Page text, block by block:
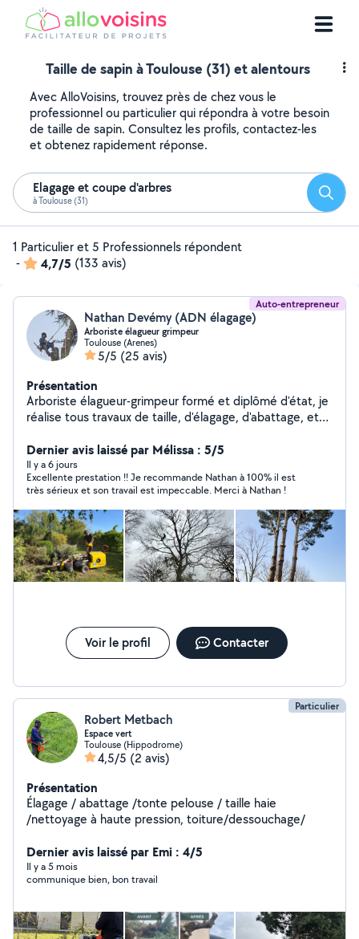
Taille de sapin à Toulouse (31) et alentours
Avec AlloVoisins, trouvez près de chez vous le
professionnel ou particulier qui répondra à votre besoin
de taille de sapin. Consultez les profils, contactez-les
et obtenez rapidement réponse.
Elagage et coupe d'arbres
à Toulouse (31)
1 Particulier et 5 Professionnels répondent
-
4,7/5 (133 avis)
Auto-entrepreneur
Nathan Devémy (ADN élagage)
Arboriste élagueur grimpeur
Toulouse (Arenes)
5/5 (25 avis)
Présentation
Arboriste élagueur-grimpeur formé et diplômé d'état, je
réalise tous travaux de taille, d'élagage, d'abattage, et
complexe. Passionné et respectueux de l'arbre et de
son milieu, je suis à votre écoute pour vous conseiller au
mieux dans la gestion de votre patrimoine arboré. Je
propose également la taille et le rabattage de haies, le
débroussaillage et le broyage de branches. N'hésitez
pas à me contacter pour toute demande. Assurance
professionnelle toutes hauteurs, travaux sur corde ou en
nacelle.
Dernier avis laissé par Mélissa : 5/5
Il y a 6 jours
Excellente prestation !! Je recommande Nathan à 100% il est
très sérieux et son travail est impeccable. Merci à Nathan !
Voir le profil Contacter
Particulier
Robert Metbach
Espace vert
Toulouse (Hippodrome)
4,5/5 (2 avis)
Présentation
Élagage / abattage /tonte pelouse / taille haie
/nettoyage à haute pression, toiture/dessouchage/
Dernier avis laissé par Emi : 4/5
Il y a 5 mois
communique bien, bon travail